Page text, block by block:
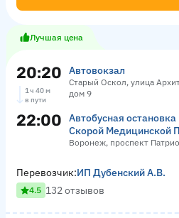
Лучшая цена
20:20 Автовокзал
Старый Оскол, улица
дом 9
1 ч 40 м
в пути
22:00
Автобусная
Скорой
Воронеж, проспект
Перевозчик:ИП Дубенский А.В.
4.5 132 отзывов